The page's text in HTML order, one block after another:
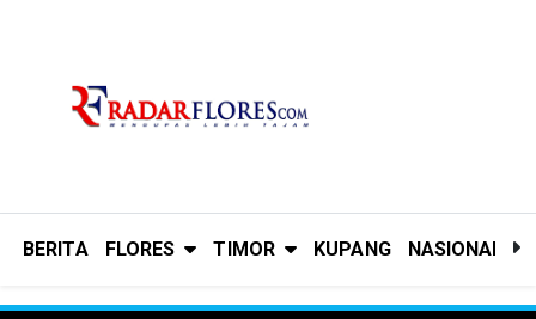
BERITA FLORES TIMOR KUPANG NASIONAL